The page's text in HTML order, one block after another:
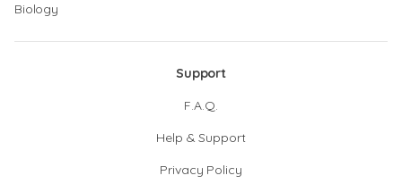
Biology
Support
F.A.Q.
Help & Support
Privacy Policy